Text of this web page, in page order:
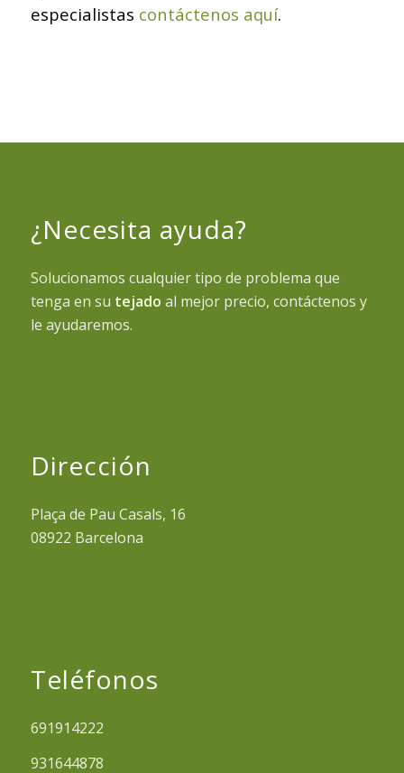
especialistas contáctenos aquí.
¿Necesita ayuda?
Solucionamos cualquier tipo de problema que
tenga en su tejado al mejor precio, contáctenos y
le ayudaremos.
Dirección
Plaça de Pau Casals, 16
08922 Barcelona
Teléfonos
691914222
931644878